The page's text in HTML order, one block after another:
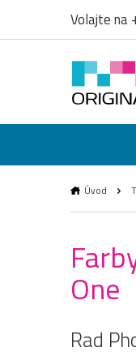
Volajte na
Úvod
One
Rad